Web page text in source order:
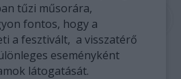
tűzi műsorára,
fontos, hogy a
a fesztivált, a visszatérő
eseményként
látogatását.